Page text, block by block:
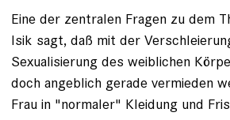
Eine der zentralen Fragen zu dem
Isik sagt, daß mit der
Sexualisierung des weiblichen
doch angeblich gerade vermieden
Frau in "normaler" Kleidung und